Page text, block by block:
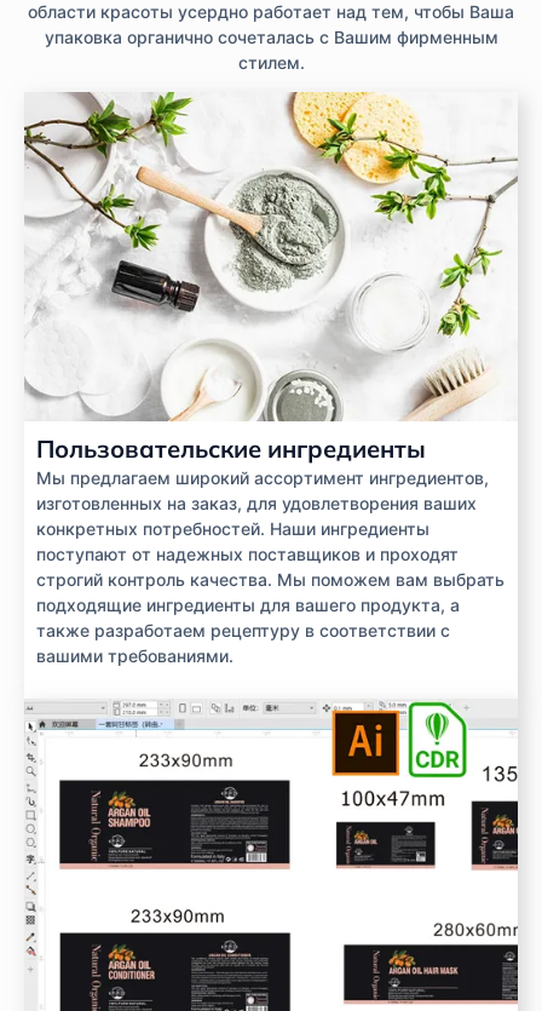
области красоты усердно работает над тем, чтобы Ваша
упаковка органично сочеталась с Вашим фирменным
стилем.
Пользовательские ингредиенты
Мы предлагаем широкий ассортимент ингредиентов,
изготовленных на заказ, для удовлетворения ваших
конкретных потребностей. Наши ингредиенты
поступают от надежных поставщиков и проходят
строгий контроль качества. Мы поможем вам выбрать
подходящие ингредиенты для вашего продукта, а
также разработаем рецептуру в соответствии с
вашими требованиями.